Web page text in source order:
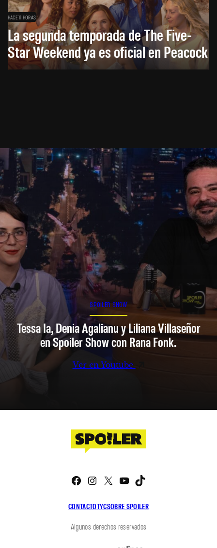
HACE 11 HORAS
La segunda temporada de The Five-
Star Weekend ya es oficial en Peacock
SPOILER SHOW
Tessa Ia, Denia Agalianu y Liliana Villaseñor
en Spoiler Show con Rana Fonk.
Ver en Youtube
CONTACTOTYCSOBRE SPOILER
Facebook
Instagram
X YouTube
Algunos derechos reservados